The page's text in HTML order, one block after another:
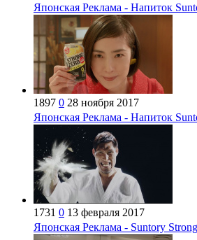
Японская Реклама - Напиток
1897 0 28 ноября 2017
Японская Реклама - Напиток
1731 0 13 февраля 2017
Японская Реклама - Suntory